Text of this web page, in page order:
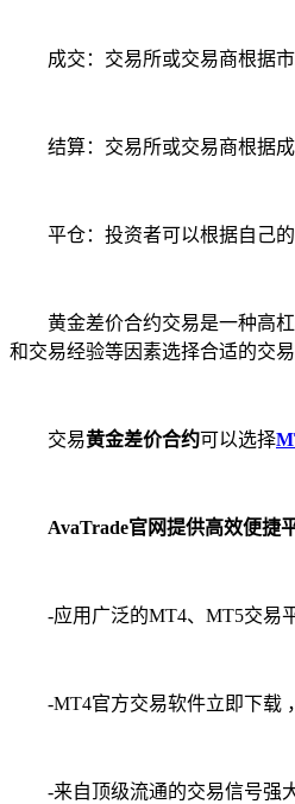
成交：交易所或交易商根据市
结算：交易所或交易商根据成
平仓：投资者可以根据自己的
黄金差价合约交易是一种高杠
和交易经验等因素选择合适的交易
交易黄金差价合约可以选择
AvaTrade官网提供高效便捷
-应用广泛的MT4、MT5交易平
-MT4官方交易软件立即下载
-来自顶级流通的交易信号强